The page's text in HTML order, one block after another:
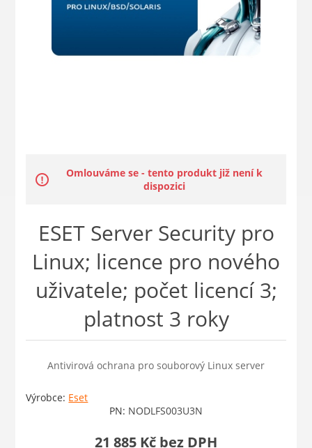
Omlouváme se - tento produkt již není k
dispozici
ESET Server Security pro
Linux; licence pro nového
uživatele; počet licencí 3;
platnost 3 roky
Antivirová ochrana pro souborový Linux server
Výrobce: Eset
PN: NODLFS003U3N
21 885 Kč bez DPH